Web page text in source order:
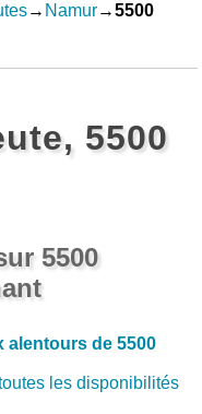
→ Namur→5500
5500
5500
alentours de 5500
les disponibilités